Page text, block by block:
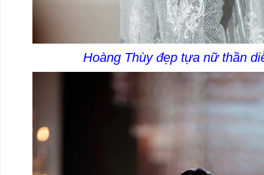
Hoàng Thùy đẹp tựa nữ thần